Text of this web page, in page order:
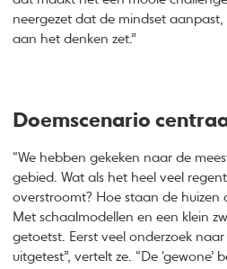
neergezet dat de mindset
aan het denken zet.”
Doemscenario
“We hebben gekeken naar de
gebied. Wat als het heel veel
overstroomt? Hoe staan de huizen
Met schaalmodellen en een klein
getoetst. Eerst veel onderzoek
uitgetest”, vertelt ze. “De